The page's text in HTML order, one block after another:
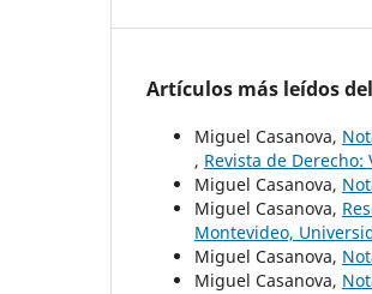
Artículos más leídos
Miguel Casanova,
, Revista de Derecho:
Miguel Casanova,
Miguel Casanova,
Montevideo,
Miguel Casanova,
Miguel Casanova,